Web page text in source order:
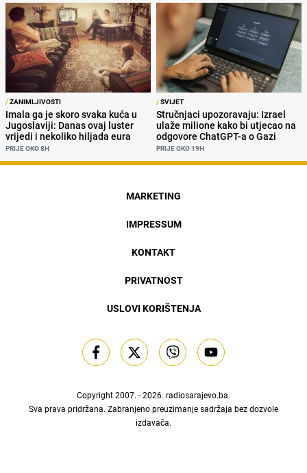
/ZANIMLJIVOSTI
Imala ga je skoro svaka kuća u
Jugoslaviji: Danas ovaj luster
vrijedi i nekoliko hiljada eura
PRIJE OKO 8H
/SVIJET
Stručnjaci upozoravaju: Izrael
ulaže milione kako bi utjecao na
odgovore ChatGPT-a o Gazi
PRIJE OKO 19H
MARKETING
IMPRESSUM
KONTAKT
PRIVATNOST
USLOVI KORIŠTENJA
Copyright 2007. - 2026. radiosarajevo.ba.
Sva prava pridržana. Zabranjeno preuzimanje sadržaja bez dozvole
izdavača.